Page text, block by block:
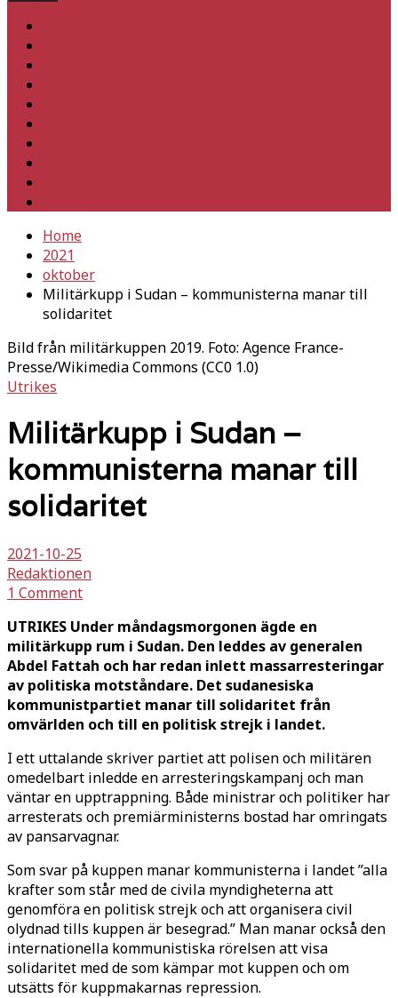
Home
2021
oktober
Militärkupp i Sudan – kommunisterna manar till
solidaritet
Bild från militärkuppen 2019. Foto: Agence France-
Presse/Wikimedia Commons (CC0 1.0)
Utrikes
Militärkupp i Sudan –
kommunisterna manar till
solidaritet
2021-10-25
Redaktionen
1 Comment
UTRIKES Under måndagsmorgonen ägde en
militärkupp rum i Sudan. Den leddes av generalen
Abdel Fattah och har redan inlett massarresteringar
av politiska motståndare. Det sudanesiska
kommunistpartiet manar till solidaritet från
omvärlden och till en politisk strejk i landet.
I ett uttalande skriver partiet att polisen och militären
omedelbart inledde en arresteringskampanj och man
väntar en upptrappning. Både ministrar och politiker har
arresterats och premiärministerns bostad har omringats
av pansarvagnar.
Som svar på kuppen manar kommunisterna i landet ”alla
krafter som står med de civila myndigheterna att
genomföra en politisk strejk och att organisera civil
olydnad tills kuppen är besegrad.” Man manar också den
internationella kommunistiska rörelsen att visa
solidaritet med de som kämpar mot kuppen och om
utsätts för kuppmakarnas repression.